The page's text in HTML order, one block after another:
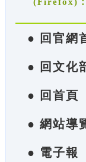
● 回官網
● 回文化
● 回首頁
● 網站導
● 電子報